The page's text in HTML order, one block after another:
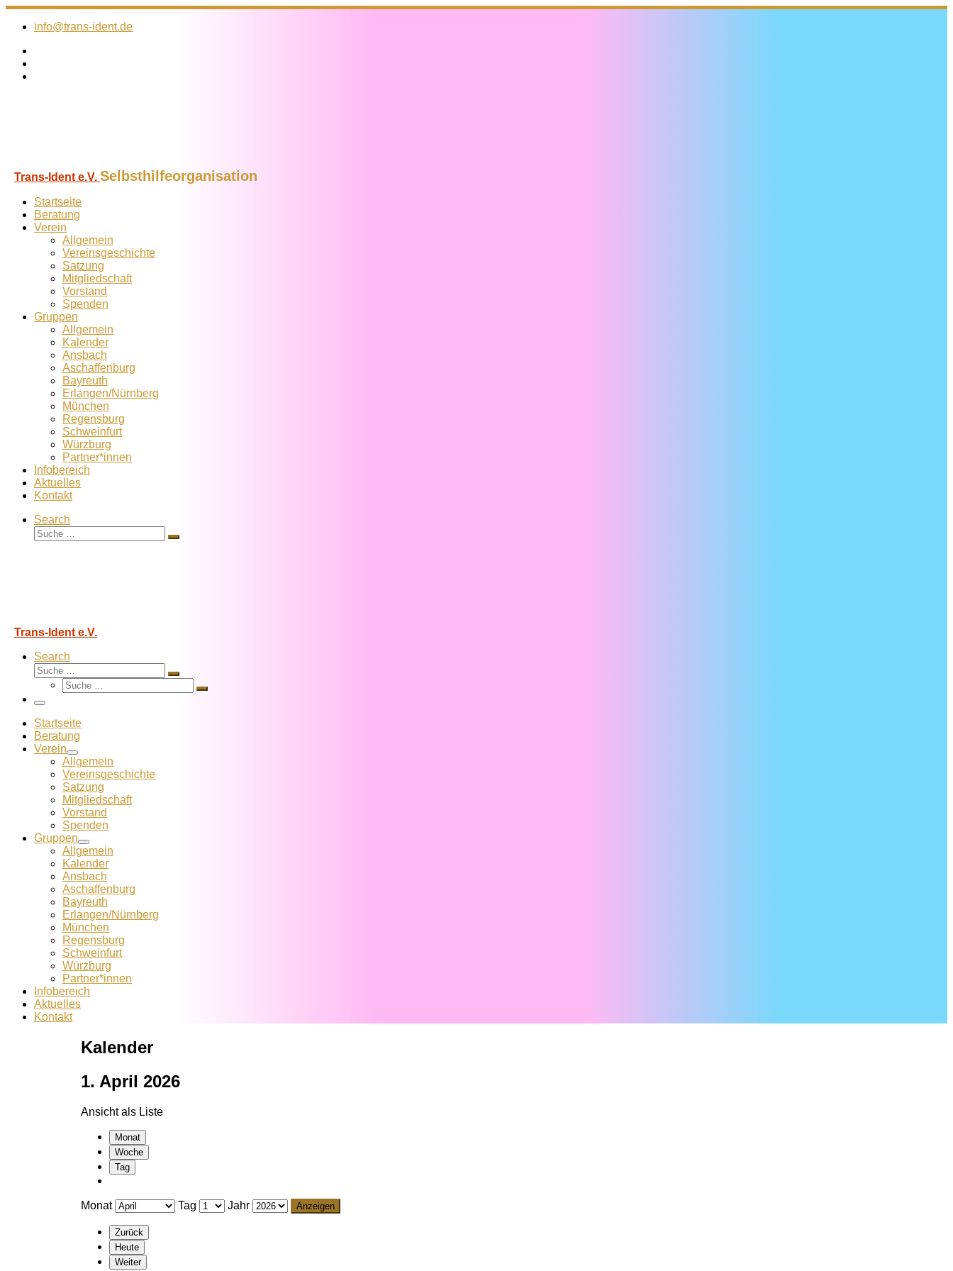
Zum
Inhalt
info@trans-ident.de
Trans-Ident e.V. Selbsthilfeorganisation
Startseite
Beratung
Verein
Allgemein
Vereins­geschichte
Satzung
Mitglied­schaft
Vorstand
Spenden
Gruppen
Allgemein
Kalender
Ansbach
Aschaffenburg
Bayreuth
Erlangen/Nürnberg
München
Regensburg
Schweinfurt
Würzburg
Partner*innen
Infobereich
Aktuelles
Kontakt
Search
Suche
Suche
Trans-Ident e.V.
Search
Suche
Suche
Suche
Suche
Menü
Startseite
Beratung
Verein
Allgemein
Vereins­geschichte
Satzung
Mitglied­schaft
Vorstand
Spenden
Gruppen
Allgemein
Kalender
Ansbach
Aschaffenburg
Bayreuth
Erlangen/Nürnberg
München
Regensburg
Schweinfurt
Würzburg
Partner*innen
Infobereich
Aktuelles
Kontakt
Kalender
1. April 2026
Ansicht als Liste
Monat
Woche
Tag
Monat Tag Jahr
Zurück
Heute
Weiter